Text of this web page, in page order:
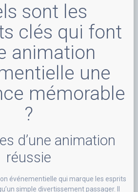
sont les
clés qui font
animation
une
mémorable
?
d’une animation
réussie
événementielle qui marque les esprits
simple divertissement passager. Il